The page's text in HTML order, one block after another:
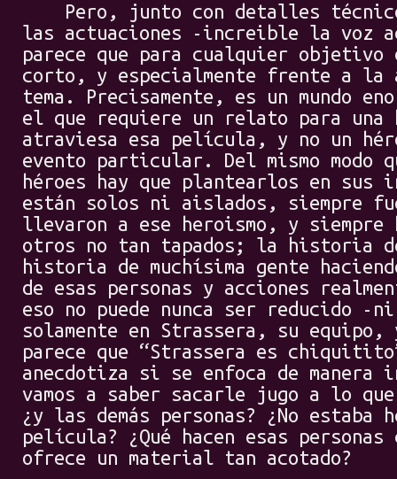
Pero, junto con detalles
las actuaciones -increible la voz
parece que para cualquier
corto, y especialmente frente a la
tema. Precisamente, es un mundo
el que requiere un relato para una
atraviesa esa película, y no un
evento particular. Del mismo
héroes hay que plantearlos en sus
están solos ni aislados, siempre
llevaron a ese heroismo, y siempre
otros no tan tapados; la historia
historia de muchísima gente
de esas personas y acciones
eso no puede nunca ser reducido -
solamente en Strassera, su
parece que “Strassera es
anecdotiza si se enfoca de manera
vamos a saber sacarle jugo a lo
¿y las demás personas? ¿No
película? ¿Qué hacen esas
ofrece un material tan acotado?